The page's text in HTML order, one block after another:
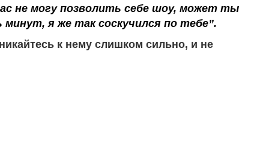
не могу позволить себе шоу, может ты
я же так соскучился по тебе”.
к нему слишком сильно, и не